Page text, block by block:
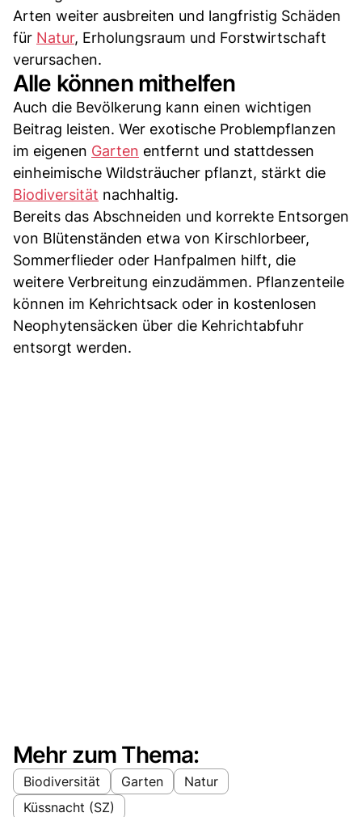
Arten weiter ausbreiten und langfristig Schäden
für Natur, Erholungsraum und Forstwirtschaft
verursachen.
Alle können mithelfen
Auch die Bevölkerung kann einen wichtigen
Beitrag leisten. Wer exotische Problempflanzen
im eigenen Garten entfernt und stattdessen
einheimische Wildsträucher pflanzt, stärkt die
Biodiversität nachhaltig.
Bereits das Abschneiden und korrekte Entsorgen
von Blütenständen etwa von Kirschlorbeer,
Sommerflieder oder Hanfpalmen hilft, die
weitere Verbreitung einzudämmen. Pflanzenteile
können im Kehrichtsack oder in kostenlosen
Neophytensäcken über die Kehrichtabfuhr
entsorgt werden.
Mehr zum Thema:
Biodiversität Garten
Natur
Küssnacht (SZ)